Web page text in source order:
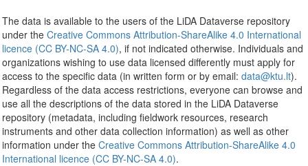
The data is available to the users of the LiDA Dataverse repository
under the Creative Commons Attribution-ShareAlike 4.0 International
licence (CC BY-NC-SA 4.0), if not indicated otherwise. Individuals and
organizations wishing to use data licensed differently must apply for
access to the specific data (in written form or by email: data@ktu.lt).
Regardless of the data access restrictions, everyone can browse and
use all the descriptions of the data stored in the LiDA Dataverse
repository (metadata, including fieldwork resources, research
instruments and other data collection information) as well as other
information under the Creative Commons Attribution-ShareAlike 4.0
International licence (CC BY-NC-SA 4.0).